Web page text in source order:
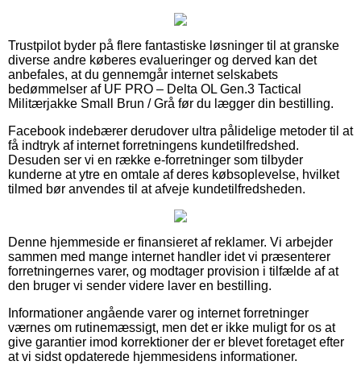
Trustpilot byder på flere fantastiske løsninger til at granske
diverse andre køberes evalueringer og derved kan det
anbefales, at du gennemgår internet selskabets
bedømmelser af UF PRO – Delta OL Gen.3 Tactical
Militærjakke Small Brun / Grå før du lægger din bestilling.
Facebook indebærer derudover ultra pålidelige metoder til at
få indtryk af internet forretningens kundetilfredshed.
Desuden ser vi en række e-forretninger som tilbyder
kunderne at ytre en omtale af deres købsoplevelse, hvilket
tilmed bør anvendes til at afveje kundetilfredsheden.
Denne hjemmeside er finansieret af reklamer. Vi arbejder
sammen med mange internet handler idet vi præsenterer
forretningernes varer, og modtager provision i tilfælde af at
den bruger vi sender videre laver en bestilling.
Informationer angående varer og internet forretninger
værnes om rutinemæssigt, men det er ikke muligt for os at
give garantier imod korrektioner der er blevet foretaget efter
at vi sidst opdaterede hjemmesidens informationer.